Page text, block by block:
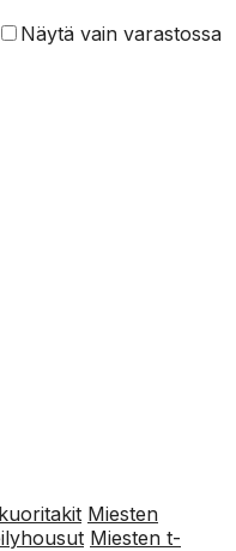
Näytä vain varastossa
Miesten
Miesten t-